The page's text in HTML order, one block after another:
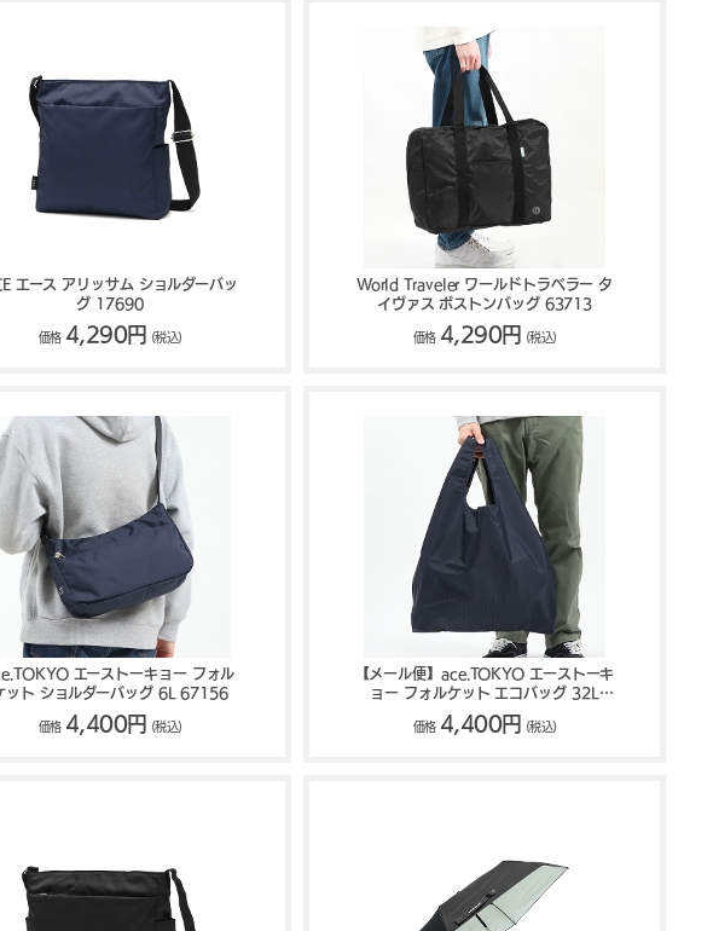
エース アリッサム ショルダーバッ
グ 17690
価格 4,290円 (税込)
World Traveler ワールドトラベラー タ
イヴァス ボストンバッグ 63713
価格 4,290円 (税込)
エーストーキョー フォル
ット ショルダーバッグ 6L 67156
価格 4,400円 (税込)
【メール便】ace.TOKYO エーストーキ
ョー フォルケット エコバッグ 32L
67152
価格 4,400円 (税込)